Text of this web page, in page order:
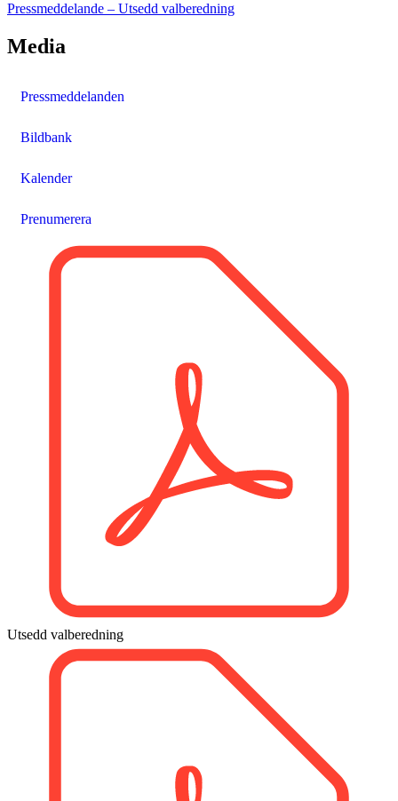
Pressmeddelande – Utsedd valberedning
Media
Pressmeddelanden
Bildbank
Kalender
Prenumerera
Utsedd valberedning